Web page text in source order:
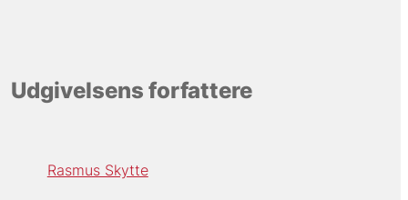
Udgivelsens forfattere
Rasmus Skytte